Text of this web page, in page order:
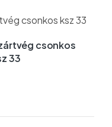
csonkos
33